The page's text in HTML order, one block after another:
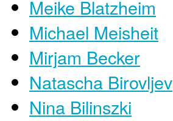
Meike Blatzheim
Michael Meisheit
Mirjam Becker
Natascha Birovljev
Nina Bilinszki